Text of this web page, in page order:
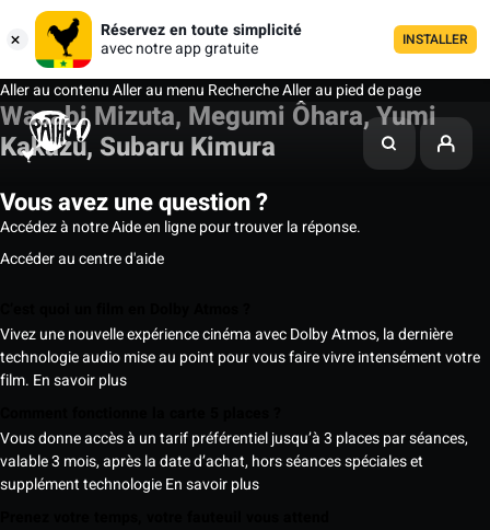
Réservez en toute simplicité
avec notre app gratuite
INSTALLER
Aller au contenuAller au menu RechercheAller au pied de page
Wasabi Mizuta, Megumi Ôhara, Yumi
Kakazu, Subaru Kimura
Vous avez une question ?
Accédez à notre Aide en ligne pour trouver la réponse.
Accéder au centre d'aide
Vivez une nouvelle expérience cinéma avec Dolby Atmos, la dernière
technologie audio mise au point pour vous faire vivre intensément votre
film. En savoir plus
Vous donne accès à un tarif préférentiel jusqu’à 3 places par séances,
valable 3 mois, après la date d’achat, hors séances spéciales et
supplément technologieEn savoir plus